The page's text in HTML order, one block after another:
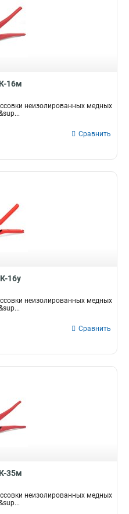
16м
неизолированных медных
Сравнить
16у
неизолированных медных
Сравнить
35м
неизолированных медных